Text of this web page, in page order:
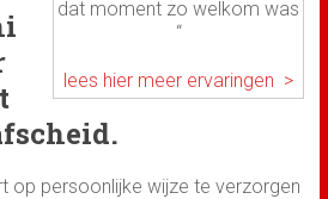
dat moment zo welkom was
“
lees hier meer ervaringen >
op persoonlijke wijze te verzorgen